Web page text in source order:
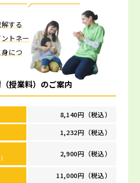
する
トネー
につ
授業料）のご案内
8,140円（税込）
1,232円（税込）
2,900円（税込）
11,000円（税込）